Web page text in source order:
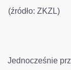
(źródło: ZKZL)
Jednocześnie